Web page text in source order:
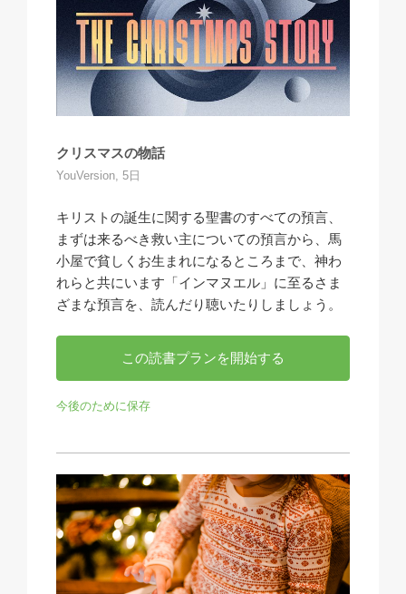
クリスマスの物話
YouVersion, 5日
キリストの誕生に関する聖書のすべての預言、
まずは来るべき救い主についての預言から、馬
小屋で貧しくお生まれになるところまで、神わ
れらと共にいます「インマヌエル」に至るさま
ざまな預言を、読んだり聴いたりしましょう。
この読書プランを開始する
今後のために保存